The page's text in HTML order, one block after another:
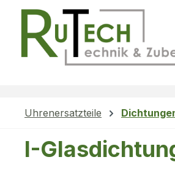
Hauptinhalt springen
Zur Suche springen
Zur Hauptnavigation springen
Uhrenersatzteile
I-